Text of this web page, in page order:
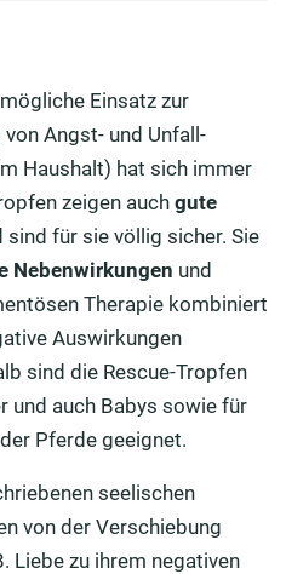
Einsatz zur
Angst- und Unfall-
Haushalt) hat sich immer
zeigen auch gute
sind für sie völlig sicher. Sie
Nebenwirkungen und
Therapie kombiniert
Auswirkungen
sind die Rescue-Tropfen
und auch Babys sowie für
Pferde geeignet.
seelischen
von der Verschiebung
Liebe zu ihrem negativen